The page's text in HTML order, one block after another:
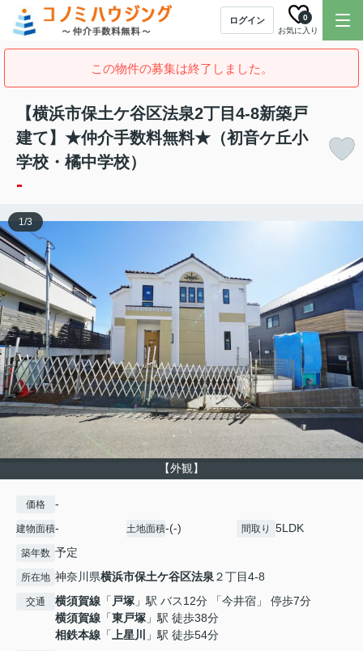
ログイン
お気に入り
0
この物件の募集は終了しました。
【横浜市保土ケ谷区法泉2丁目4-8新築戸
建て】★仲介手数料無料★（初音ケ丘小
学校・橘中学校）
-
【外観】
1/3
価格 -
建物面積- 土地面積-(-) 間取り 5LDK
築年数 予定
所在地 神奈川県横浜市保土ケ谷区法泉２丁目4-8
交通 横須賀線 「 戸塚 」駅 バス12分 「今井宿」 停歩7分
横須賀線 「東戸塚 」駅 徒歩38分
相鉄本線 「上星川 」駅 徒歩54分